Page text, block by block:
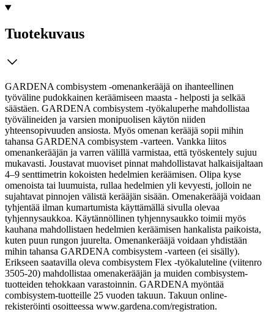
Tuotekuvaus
GARDENA combisystem -omenankerääjä on ihanteellinen
työväline pudokkainen keräämiseen maasta - helposti ja selkää
säästäen. GARDENA combisystem -työkaluperhe mahdollistaa
työvälineiden ja varsien monipuolisen käytön niiden
yhteensopivuuden ansiosta. Myös omenan kerääjä sopii mihin
tahansa GARDENA combisystem -varteen. Vankka liitos
omenankerääjän ja varren välillä varmistaa, että työskentely sujuu
mukavasti. Joustavat muoviset pinnat mahdollistavat halkaisijaltaan
4–9 senttimetrin kokoisten hedelmien keräämisen. Olipa kyse
omenoista tai luumuista, rullaa hedelmien yli kevyesti, jolloin ne
sujahtavat pinnojen välistä kerääjän sisään. Omenakerääjä voidaan
tyhjentää ilman kumartumista käyttämällä sivulla olevaa
tyhjennysaukkoa. Käytännöllinen tyhjennysaukko toimii myös
kauhana mahdollistaen hedelmien keräämisen hankalista paikoista,
kuten puun rungon juurelta. Omenankerääjä voidaan yhdistään
mihin tahansa GARDENA combisystem -varteen (ei sisälly).
Erikseen saatavilla oleva combisystem Flex -työkaluteline (viitenro
3505-20) mahdollistaa omenakerääjän ja muiden combisystem-
tuotteiden tehokkaan varastoinnin. GARDENA myöntää
combisystem-tuotteille 25 vuoden takuun. Takuun online-
rekisteröinti osoitteessa www.gardena.com/registration.